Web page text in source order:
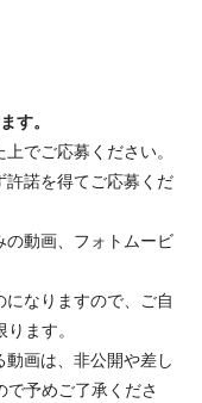
す。
でご応募ください。
許諾を得てご応募くだ
の動画、フォトムービ
なりますので、ご自
ます。
画は、非公開や差し
予めご了承くださ